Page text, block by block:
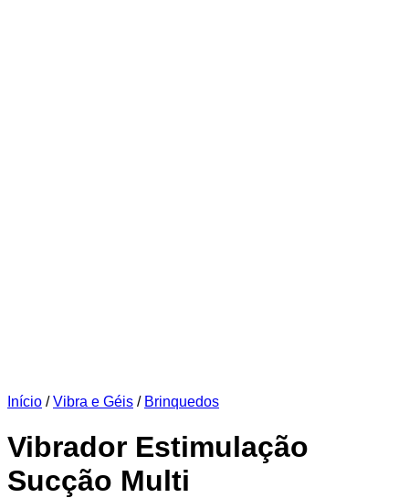
Início / Vibra e Géis / Brinquedos
Vibrador Estimulação
Sucção Multi